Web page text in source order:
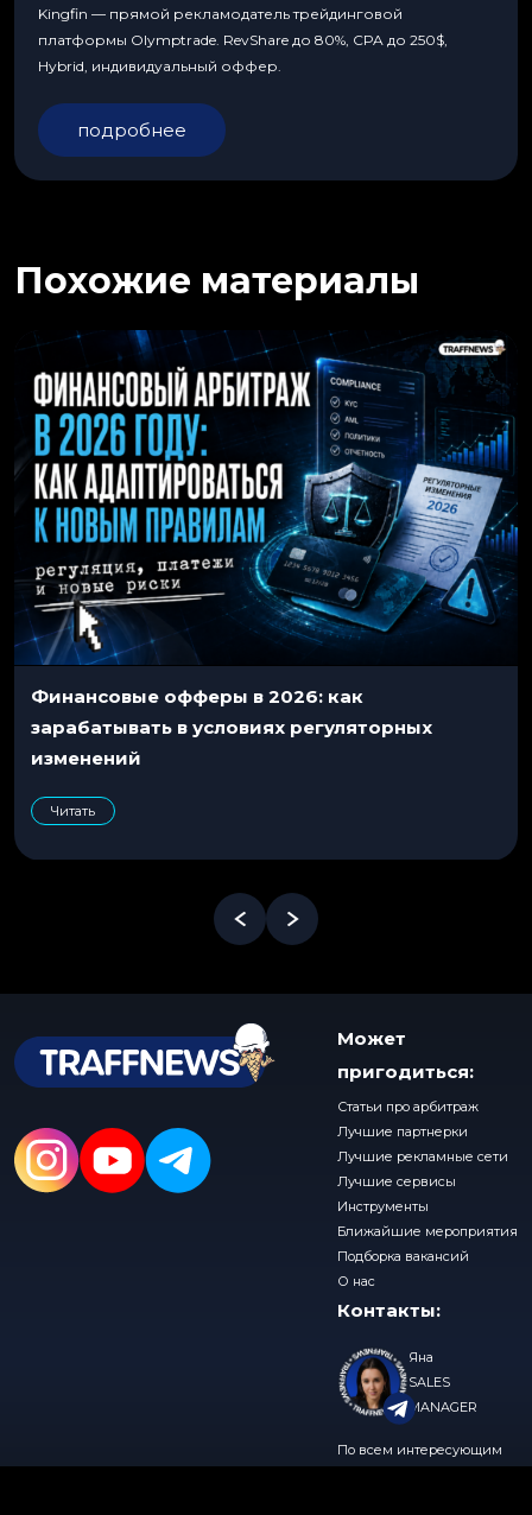
Kingfin — прямой рекламодатель трейдинговой
платформы Olymptrade. RevShare до 80%, CPA до 250$,
Hybrid, индивидуальный оффер.
подробнее
Похожие материалы
Финансовые офферы в 2026: как
зарабатывать в условиях регуляторных
изменений
Читать
Может
пригодиться:
Статьи про арбитраж
Лучшие партнерки
Лучшие рекламные сети
Лучшие сервисы
Инструменты
Ближайшие мероприятия
Подборка вакансий
О нас
Контакты:
Яна
SALES
MANAGER
По всем интересующим